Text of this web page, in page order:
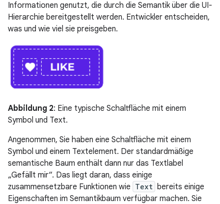
Informationen genutzt, die durch die Semantik über die UI-
Hierarchie bereitgestellt werden. Entwickler entscheiden,
was und wie viel sie preisgeben.
Abbildung 2: Eine typische Schaltfläche mit einem
Symbol und Text.
Angenommen, Sie haben eine Schaltfläche mit einem
Symbol und einem Textelement. Der standardmäßige
semantische Baum enthält dann nur das Textlabel
„Gefällt mir“. Das liegt daran, dass einige
zusammensetzbare Funktionen wie Text
bereits einige
Eigenschaften im Semantikbaum verfügbar machen. Sie